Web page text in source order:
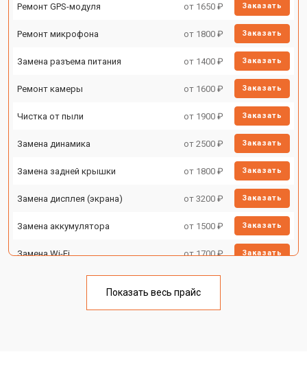
Ремонт GPS-модуля от 1650 ₽ Заказать
Ремонт микрофона от 1800 ₽ Заказать
Замена разъема питания от 1400 ₽ Заказать
Ремонт камеры от 1600 ₽ Заказать
Чистка от пыли от 1900 ₽ Заказать
Замена динамика от 2500 ₽ Заказать
Замена задней крышки от 1800 ₽ Заказать
Замена дисплея (экрана) от 3200 ₽ Заказать
Замена аккумулятора от 1500 ₽ Заказать
Замена Wi-Fi от 1700 ₽ Заказать
от 1750 ₽
Показать весь прайс